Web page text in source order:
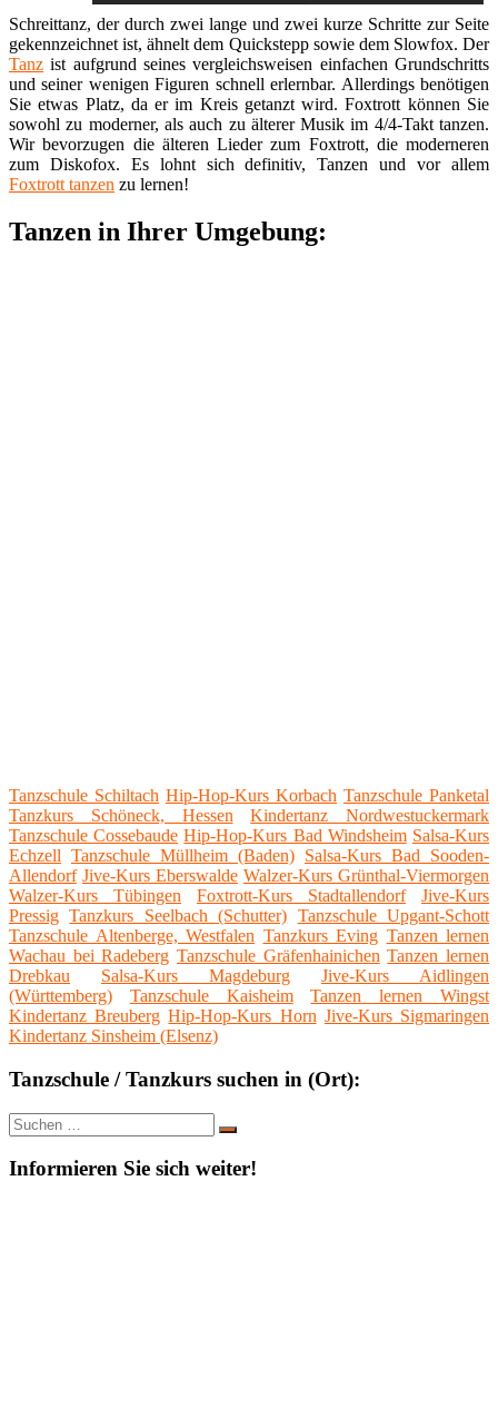
Schreittanz, der durch zwei lange und zwei kurze Schritte zur Seite
gekennzeichnet ist, ähnelt dem Quickstepp sowie dem Slowfox. Der
Tanz ist aufgrund seines vergleichsweisen einfachen Grundschritts
und seiner wenigen Figuren schnell erlernbar. Allerdings benötigen
Sie etwas Platz, da er im Kreis getanzt wird. Foxtrott können Sie
sowohl zu moderner, als auch zu älterer Musik im 4/4-Takt tanzen.
Wir bevorzugen die älteren Lieder zum Foxtrott, die moderneren
zum Diskofox. Es lohnt sich definitiv, Tanzen und vor allem
Foxtrott tanzen zu lernen!
Tanzen in Ihrer Umgebung:
Tanzschule Schiltach Hip-Hop-Kurs Korbach Tanzschule Panketal
Tanzkurs Schöneck, Hessen
Kindertanz Nordwestuckermark
Tanzschule Cossebaude Hip-Hop-Kurs Bad Windsheim Salsa-Kurs
Echzell Tanzschule Müllheim (Baden) Salsa-Kurs Bad Sooden-
Allendorf Jive-Kurs Eberswalde Walzer-Kurs Grünthal-Viermorgen
Walzer-Kurs Tübingen
Foxtrott-Kurs Stadtallendorf
Jive-Kurs
Pressig Tanzkurs Seelbach (Schutter) Tanzschule Upgant-Schott
Tanzschule Altenberge, Westfalen Tanzkurs Eving Tanzen lernen
Wachau bei Radeberg Tanzschule Gräfenhainichen Tanzen lernen
Drebkau
Salsa-Kurs Magdeburg
Jive-Kurs Aidlingen
(Württemberg)
Tanzschule Kaisheim
Tanzen lernen Wingst
Kindertanz Breuberg Hip-Hop-Kurs Horn Jive-Kurs Sigmaringen
Kindertanz Sinsheim (Elsenz)
Tanzschule / Tanzkurs suchen in (Ort):
Suche
nach:
Suchen
Informieren Sie sich weiter!